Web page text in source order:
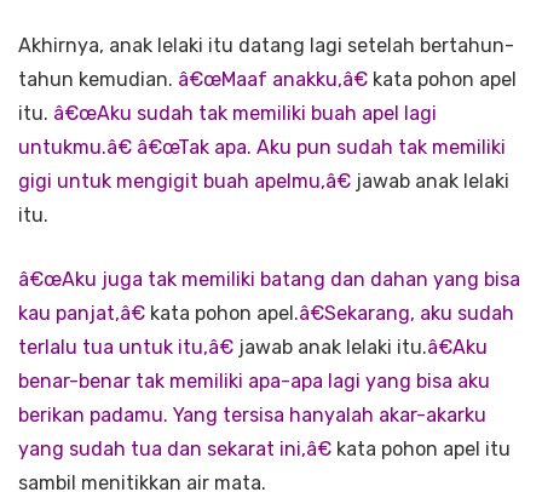
Akhirnya, anak lelaki itu datang lagi setelah bertahun-
tahun kemudian. â€œMaaf anakku,â€ kata pohon apel
itu. â€œAku sudah tak memiliki buah apel lagi
untukmu.â€ â€œTak apa. Aku pun sudah tak memiliki
gigi untuk mengigit buah apelmu,â€ jawab anak lelaki
itu.
â€œAku juga tak memiliki batang dan dahan yang bisa
kau panjat,â€ kata pohon apel.â€Sekarang, aku sudah
terlalu tua untuk itu,â€ jawab anak lelaki itu.â€Aku
benar-benar tak memiliki apa-apa lagi yang bisa aku
berikan padamu. Yang tersisa hanyalah akar-akarku
yang sudah tua dan sekarat ini,â€ kata pohon apel itu
sambil menitikkan air mata.